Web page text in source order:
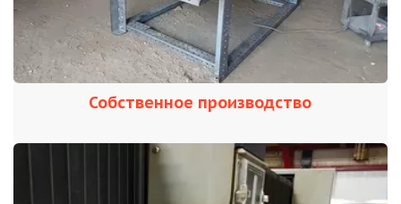
Собственное производство